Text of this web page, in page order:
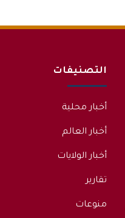
التصنيفات
أخبار محلية
أخبار العالم
أخبار الولايات
تقارير
منوعات